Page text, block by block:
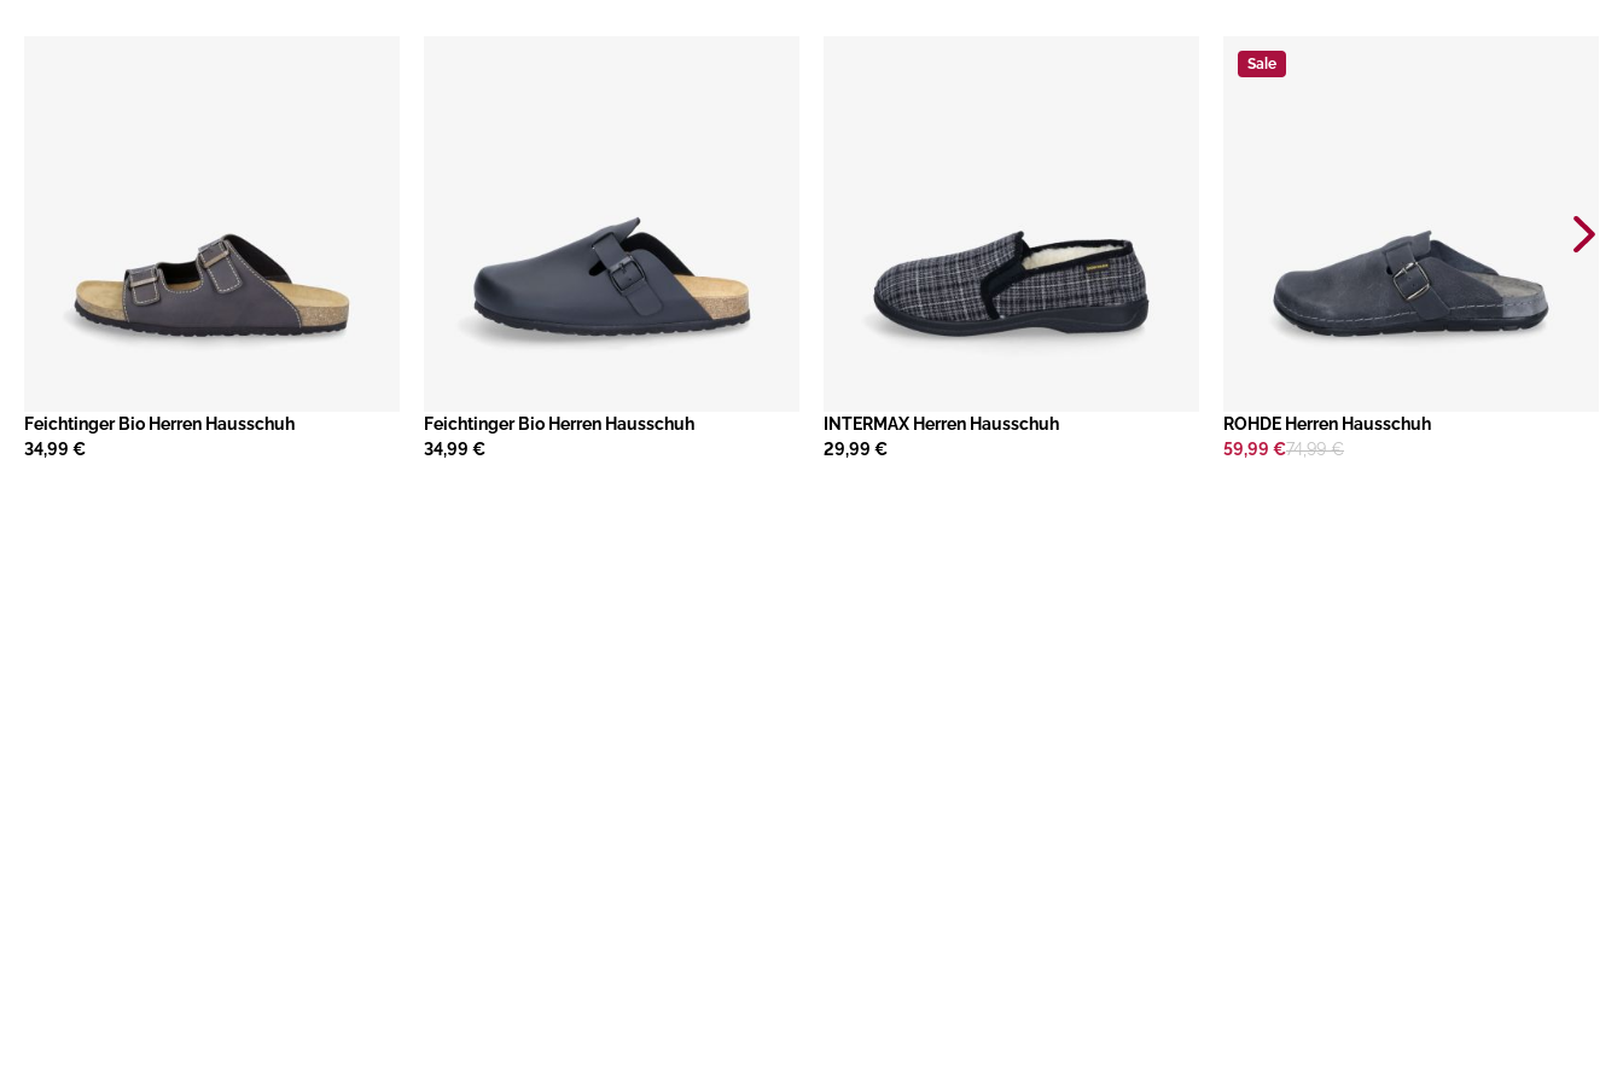
Feichtinger Bio Herren Hausschuh
34,99 €
Feichtinger Bio Herren Hausschuh
34,99 €
​INTERMAX Herren Hausschuh
29,99 €
Sale
ROHDE Herren Hausschuh
59,99 €74,99 €